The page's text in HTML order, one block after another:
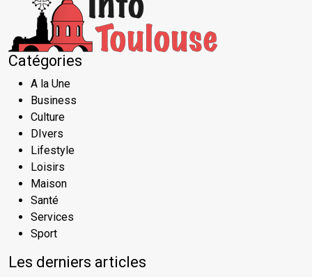
Catégories
A la Une
Business
Culture
DIvers
Lifestyle
Loisirs
Maison
Santé
Services
Sport
Les derniers articles